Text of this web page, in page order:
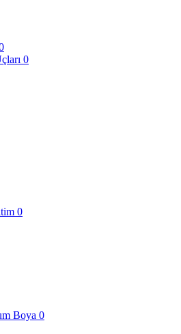
0
0
Boya 0